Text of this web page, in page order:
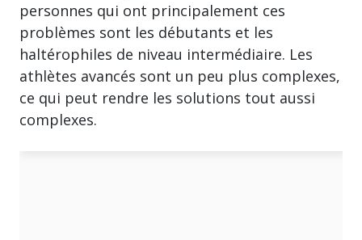
personnes qui ont principalement ces
problèmes sont les débutants et les
haltérophiles de niveau intermédiaire. Les
athlètes avancés sont un peu plus complexes,
ce qui peut rendre les solutions tout aussi
complexes.